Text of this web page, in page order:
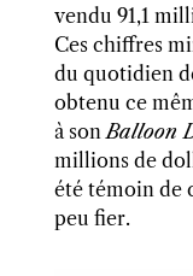
vendu 91,1
Ces chiffres
du quotidien
obtenu ce
à sonBalloon
millions de
été témoin de
peu fier.